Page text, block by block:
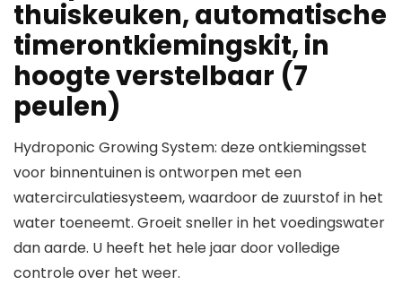
thuiskeuken, automatische
timerontkiemingskit, in
hoogte verstelbaar (7
peulen)
Hydroponic Growing System: deze ontkiemingsset
voor binnentuinen is ontworpen met een
watercirculatiesysteem, waardoor de zuurstof in het
water toeneemt. Groeit sneller in het voedingswater
dan aarde. U heeft het hele jaar door volledige
controle over het weer.